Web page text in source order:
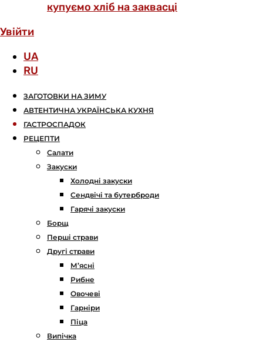
купуємо хліб на заквасці
Увійти
UA
RU
ЗАГОТОВКИ НА ЗИМУ
АВТЕНТИЧНА УКРАЇНСЬКА КУХНЯ
ГАСТРОСПАДОК
РЕЦЕПТИ
Салати
Закуски
Холодні закуски
Сендвічі та бутерброди
Гарячі закуски
Борщ
Перші страви
Другі страви
М’ясні
Рибне
Овочеві
Гарніри
Піца
Випічка